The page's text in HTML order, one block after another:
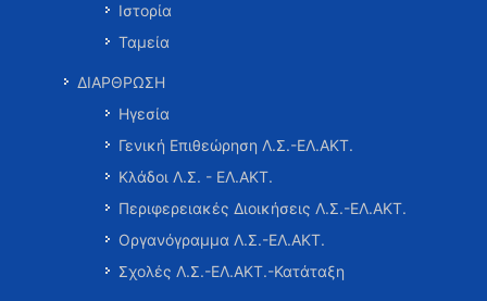
Ιστορία
Ταμεία
ΔΙΑΡΘΡΩΣΗ
Ηγεσία
Γενική Επιθεώρηση Λ.Σ.-ΕΛ.ΑΚΤ.
Κλάδοι Λ.Σ. - ΕΛ.ΑΚΤ.
Περιφερειακές Διοικήσεις Λ.Σ.-ΕΛ.ΑΚΤ.
Οργανόγραμμα Λ.Σ.-ΕΛ.ΑΚΤ.
Σχολές Λ.Σ.-ΕΛ.ΑΚΤ.-Κατάταξη